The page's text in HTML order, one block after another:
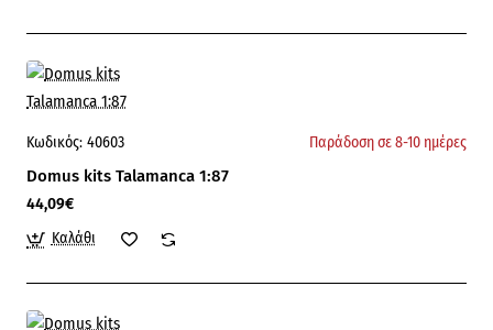
Κωδικός: 40603 Παράδοση σε 8-10 ημέρες
Domus kits Talamanca 1:87
44,09€
Καλάθι